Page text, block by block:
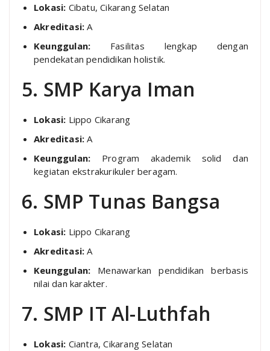
Lokasi: Cibatu, Cikarang Selatan
Akreditasi: A
Keunggulan: Fasilitas lengkap dengan
pendekatan pendidikan holistik.
5. SMP Karya Iman
Lokasi: Lippo Cikarang
Akreditasi: A
Keunggulan: Program akademik solid dan
kegiatan ekstrakurikuler beragam.
6. SMP Tunas Bangsa
Lokasi: Lippo Cikarang
Akreditasi: A
Keunggulan: Menawarkan pendidikan berbasis
nilai dan karakter.
7. SMP IT Al-Luthfah
Lokasi: Ciantra, Cikarang Selatan